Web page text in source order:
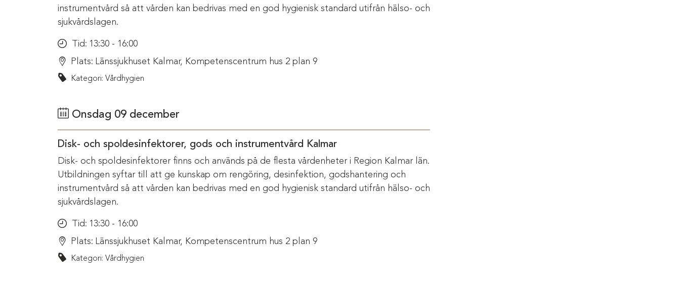
instrumentvård så att vården kan bedrivas med en god hygienisk standard utifrån hälso- och
sjukvårdslagen.
Tid: 13:30 - 16:00
Plats: Länssjukhuset Kalmar, Kompetenscentrum hus 2 plan 9
Kategori: Vårdhygien
Onsdag 09 december
Disk- och spoldesinfektorer, gods och instrumentvård Kalmar
Disk- och spoldesinfektorer finns och används på de flesta vårdenheter i Region Kalmar län.
Utbildningen syftar till att ge kunskap om rengöring, desinfektion, godshantering och
instrumentvård så att vården kan bedrivas med en god hygienisk standard utifrån hälso- och
sjukvårdslagen.
Tid: 13:30 - 16:00
Plats: Länssjukhuset Kalmar, Kompetenscentrum hus 2 plan 9
Kategori: Vårdhygien